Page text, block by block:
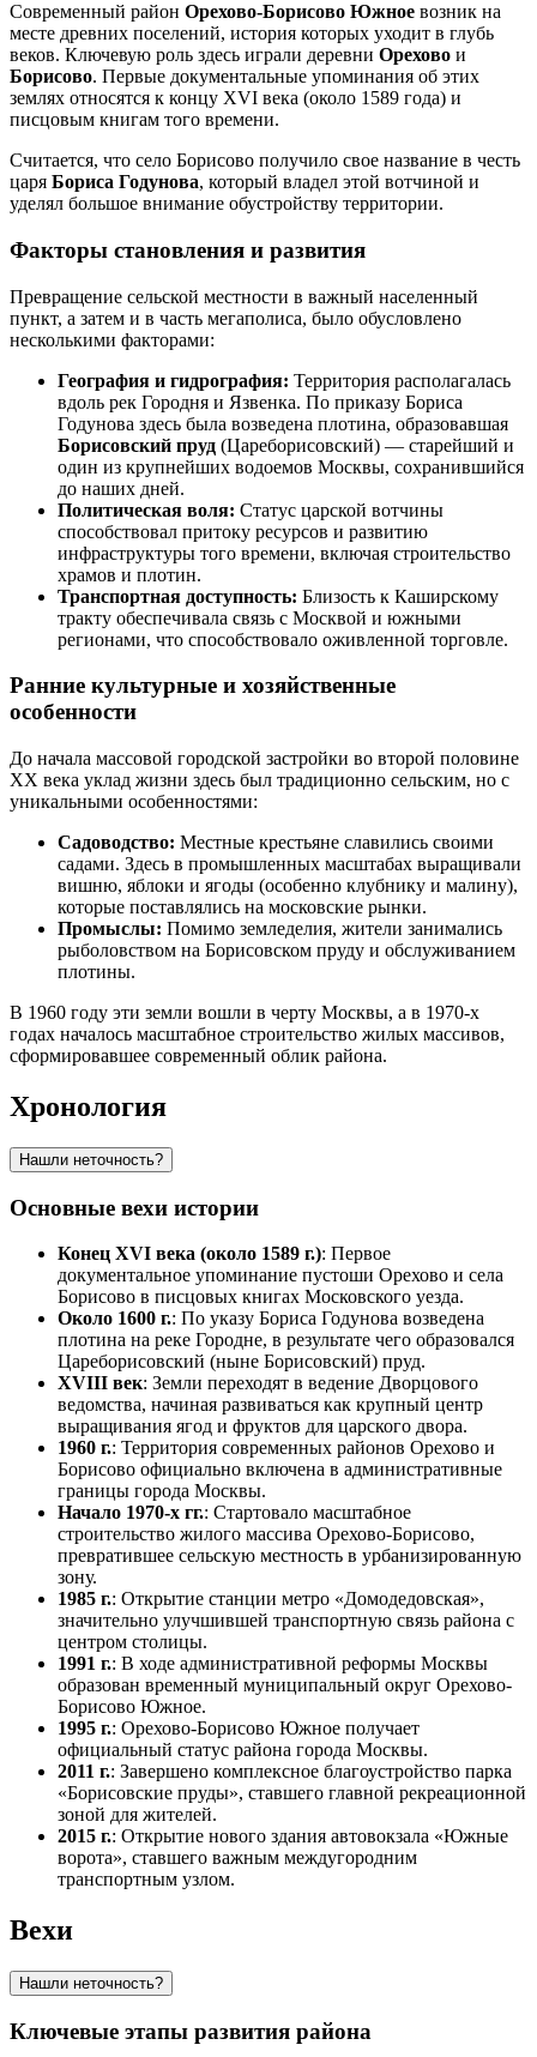
Современный район Орехово-Борисово Южное возник на
месте древних поселений, история которых уходит в глубь
веков. Ключевую роль здесь играли деревни Орехово и
Борисово. Первые документальные упоминания об этих
землях относятся к концу XVI века (около 1589 года) и
писцовым книгам того времени.
Считается, что село Борисово получило свое название в честь
царя Бориса Годунова, который владел этой вотчиной и
уделял большое внимание обустройству территории.
Факторы становления и развития
Превращение сельской местности в важный населенный
пункт, а затем и в часть мегаполиса, было обусловлено
несколькими факторами:
География и гидрография: Территория располагалась
вдоль рек Городня и Язвенка. По приказу Бориса
Годунова здесь была возведена плотина, образовавшая
Борисовский пруд (Цареборисовский) — старейший и
один из крупнейших водоемов Москвы, сохранившийся
до наших дней.
Политическая воля: Статус царской вотчины
способствовал притоку ресурсов и развитию
инфраструктуры того времени, включая строительство
храмов и плотин.
Транспортная доступность: Близость к Каширскому
тракту обеспечивала связь с Москвой и южными
регионами, что способствовало оживленной торговле.
Ранние культурные и хозяйственные
особенности
До начала массовой городской застройки во второй половине
XX века уклад жизни здесь был традиционно сельским, но с
уникальными особенностями:
Садоводство: Местные крестьяне славились своими
садами. Здесь в промышленных масштабах выращивали
вишню, яблоки и ягоды (особенно клубнику и малину),
которые поставлялись на московские рынки.
Промыслы: Помимо земледелия, жители занимались
рыболовством на Борисовском пруду и обслуживанием
плотины.
В 1960 году эти земли вошли в черту Москвы, а в 1970-х
годах началось масштабное строительство жилых массивов,
сформировавшее современный облик района.
Хронология
Нашли неточность?
Основные вехи истории
Конец XVI века (около 1589 г.): Первое
документальное упоминание пустоши Орехово и села
Борисово в писцовых книгах Московского уезда.
Около 1600 г.: По указу Бориса Годунова возведена
плотина на реке Городне, в результате чего образовался
Цареборисовский (ныне Борисовский) пруд.
XVIII век: Земли переходят в ведение Дворцового
ведомства, начиная развиваться как крупный центр
выращивания ягод и фруктов для царского двора.
1960 г.: Территория современных районов Орехово и
Борисово официально включена в административные
границы города Москвы.
Начало 1970-х гг.: Стартовало масштабное
строительство жилого массива Орехово-Борисово,
превратившее сельскую местность в урбанизированную
зону.
1985 г.: Открытие станции метро «Домодедовская»,
значительно улучшившей транспортную связь района с
центром столицы.
1991 г.: В ходе административной реформы Москвы
образован временный муниципальный округ Орехово-
Борисово Южное.
1995 г.: Орехово-Борисово Южное получает
официальный статус района города Москвы.
2011 г.: Завершено комплексное благоустройство парка
«Борисовские пруды», ставшего главной рекреационной
зоной для жителей.
2015 г.: Открытие нового здания автовокзала «Южные
ворота», ставшего важным междугородним
транспортным узлом.
Вехи
Нашли неточность?
Ключевые этапы развития района